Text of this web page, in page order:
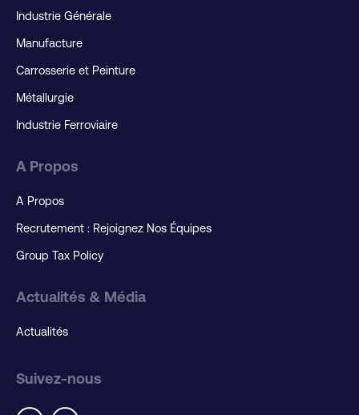
Industrie Générale
Manufacture
Carrosserie et Peinture
Métallurgie
Industrie Ferroviaire
A Propos
A Propos
Recrutement : Rejoignez Nos Équipes
Group Tax Policy
Actualités & Média
Actualités
Suivez-nous